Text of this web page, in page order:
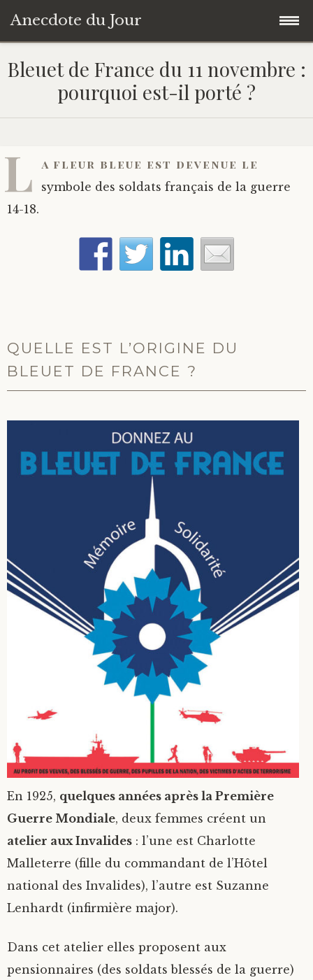
Anecdote du Jour
Accéder
au
contenu
principal
Accueil
Une anecdote au hasard
À propos
Bleuet de France du 11 novembre :
pourquoi est-il porté ?
L a fleur bleue est devenue le
symbole des soldats français de la guerre
14-18.
QUELLE EST L’ORIGINE DU
BLEUET DE FRANCE ?
En 1925, quelques années après la Première
Guerre Mondiale, deux femmes créent un
atelier aux Invalides : l’une est Charlotte
Malleterre (fille du commandant de l’Hôtel
national des Invalides), l’autre est Suzanne
Lenhardt (infirmière major).
Dans cet atelier elles proposent aux
pensionnaires (des soldats blessés de la guerre)